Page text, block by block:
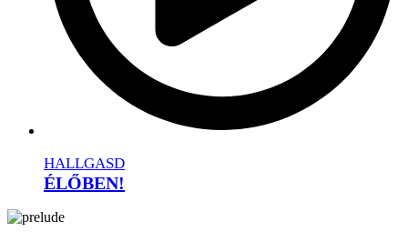
HALLGASD
ÉLŐBEN!